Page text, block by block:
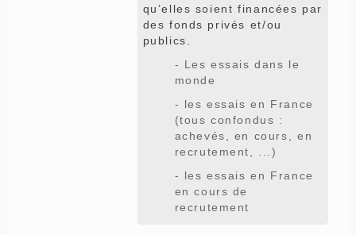
qu’elles soient financées par
des fonds privés et/ou
publics.
- Les essais dans le
monde
- les essais en France
(tous confondus :
achevés, en cours, en
recrutement, ...)
- les essais en France
en cours de
recrutement